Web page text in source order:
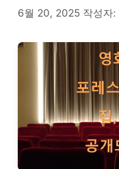
6월 20, 2025 작성자: